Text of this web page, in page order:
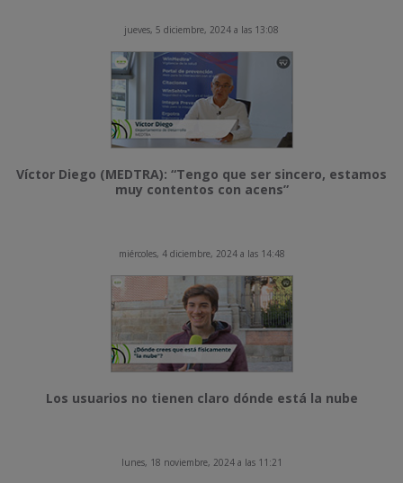
jueves, 5 diciembre, 2024 a las 13:08
Víctor Diego (MEDTRA): “Tengo que ser sincero, estamos
muy contentos con acens”
miércoles, 4 diciembre, 2024 a las 14:48
Los usuarios no tienen claro dónde está la nube
lunes, 18 noviembre, 2024 a las 11:21